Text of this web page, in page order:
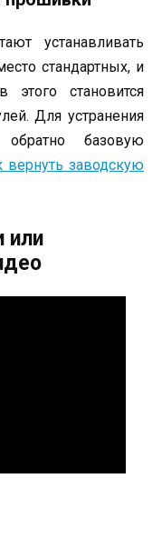
устанавливать
стандартных, и
становится
Для устранения
базовую
вернуть заводскую
или